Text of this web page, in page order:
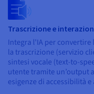
Trascrizione e
Integra l'IA per convertire
la trascrizione (servizio
sintesi vocale (text-to-
utente tramite un’output
esigenze di accessibilità